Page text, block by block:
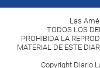
Las
TODOS LOS
PROHIBIDA LA
MATERIAL DE ESTE
Copyright Diario